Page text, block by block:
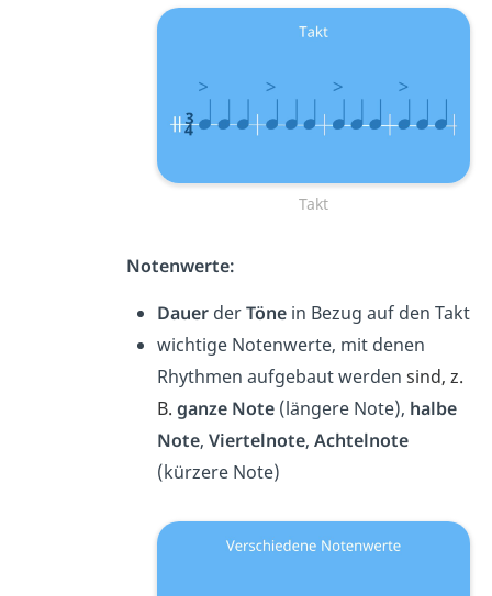
Takt
Notenwerte:
Dauer derTöne in Bezug auf den Takt
wichtige Notenwerte, mit denen
Rhythmen aufgebaut werden sind, z.
B. ganze Note (längere Note), halbe
Note, Viertelnote, Achtelnote
(kürzere Note)